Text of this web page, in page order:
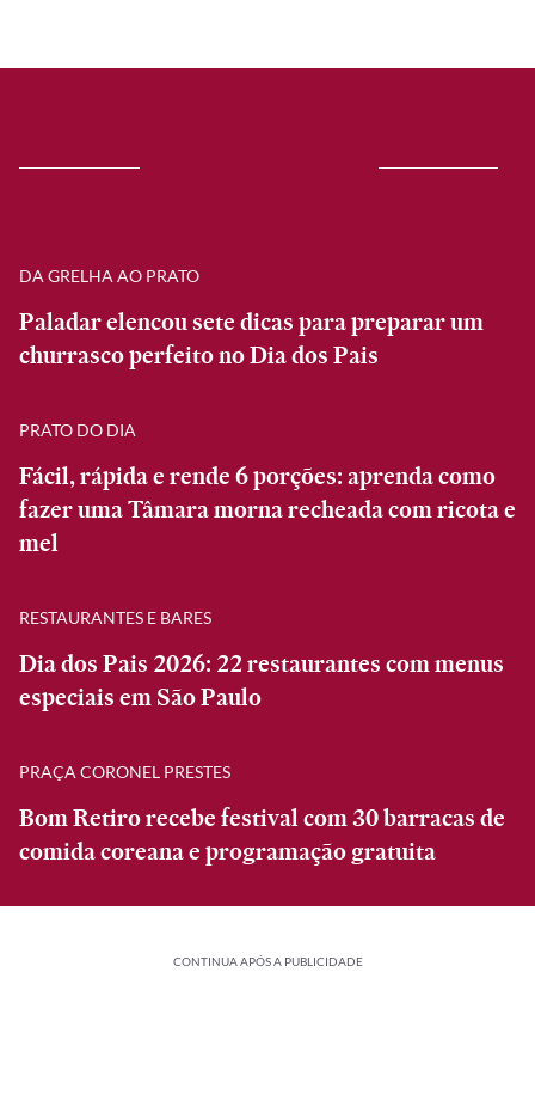
DA GRELHA AO PRATO
Paladar elencou sete dicas para preparar um
churrasco perfeito no Dia dos Pais
PRATO DO DIA
Fácil, rápida e rende 6 porções: aprenda como
fazer uma Tâmara morna recheada com ricota e
mel
RESTAURANTES E BARES
Dia dos Pais 2026: 22 restaurantes com menus
especiais em São Paulo
PRAÇA CORONEL PRESTES
Bom Retiro recebe festival com 30 barracas de
comida coreana e programação gratuita
CONTINUA APÓS A PUBLICIDADE